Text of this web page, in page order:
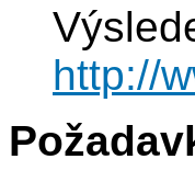
http://